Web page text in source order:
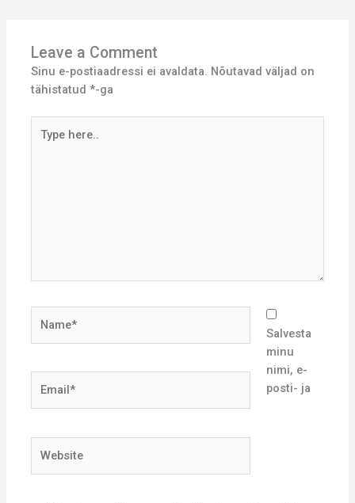
Leave a Comment
Sinu e-postiaadressi ei avaldata. Nõutavad väljad on
tähistatud*-ga
here..
Salvesta
minu
nimi, e-
posti- ja